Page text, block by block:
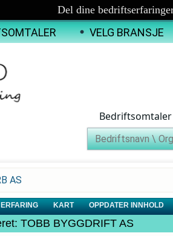
Del dine
VELG BRANSJE
AS
ERFARING KART OPPDATER INNHOLD
TOBB BYGGDRIFT AS